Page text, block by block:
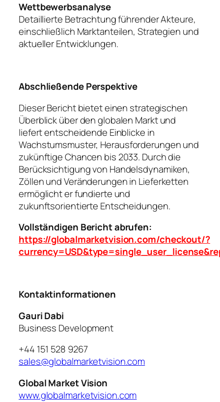
Wettbewerbsanalyse
Detaillierte Betrachtung führender Akteure,
einschließlich Marktanteilen, Strategien und
aktueller Entwicklungen.
Abschließende Perspektive
Dieser Bericht bietet einen strategischen
Überblick über den globalen Markt und
liefert entscheidende Einblicke in
Wachstumsmuster, Herausforderungen und
zukünftige Chancen bis 2033. Durch die
Berücksichtigung von Handelsdynamiken,
Zöllen und Veränderungen in Lieferketten
ermöglicht er fundierte und
zukunftsorientierte Entscheidungen.
Vollständigen Bericht abrufen:
https://globalmarketvision.com/checkout/?
Kontaktinformationen
Gauri Dabi
Business Development
+44 151 528 9267
sales@globalmarketvision.com
Global Market Vision
www.globalmarketvision.com